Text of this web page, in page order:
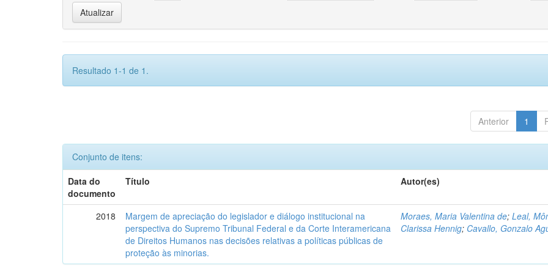
Resultado 1-1 de 1.
Anterior 1
Conjunto de itens:
Data do
documento
Título Autor(es)
2018
Margem de apreciação do legislador e diálogo institucional na
perspectiva do Supremo Tribunal Federal e da Corte Interamericana
de Direitos Humanos nas decisões relativas a políticas públicas de
proteção às minorias.
Moraes, Maria Valentina de;Leal,
Clarissa Hennig; Cavallo, Gonzalo